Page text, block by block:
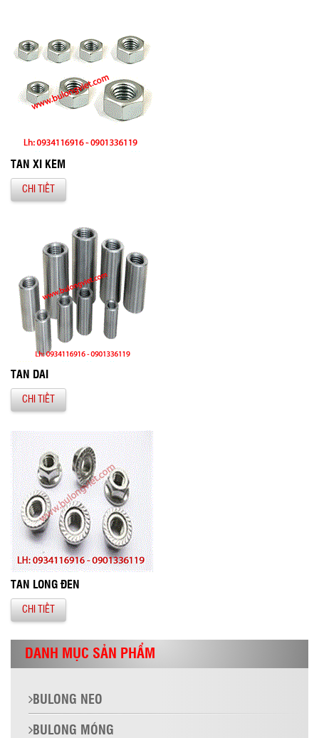
TÁN XI KẼM
CHI TIẾT
TÁN DÀI
CHI TIẾT
TÁN LONG ĐỀN
CHI TIẾT
DANH MỤC SẢN PHẨM
BULONG NEO
BULONG MÓNG